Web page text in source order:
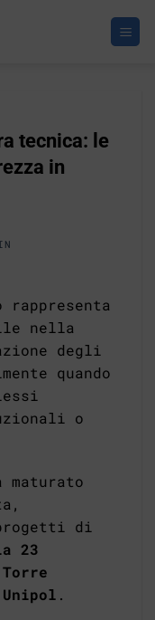
tecnica: le
in
rappresenta
nella
degli
quando
o
maturato
di
23
Torre
.